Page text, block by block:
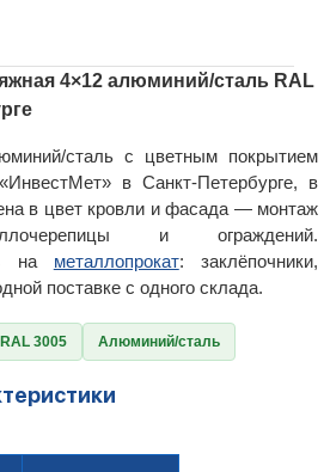
4×12 алюминий/сталь RAL
сталь с цветным покрытием
в Санкт-Петербурге, в
в цвет кровли и фасада — монтаж
и ограждений.
на металлопрокат: заклёпочники,
поставке с одного склада.
RAL 3005 Алюминий/сталь